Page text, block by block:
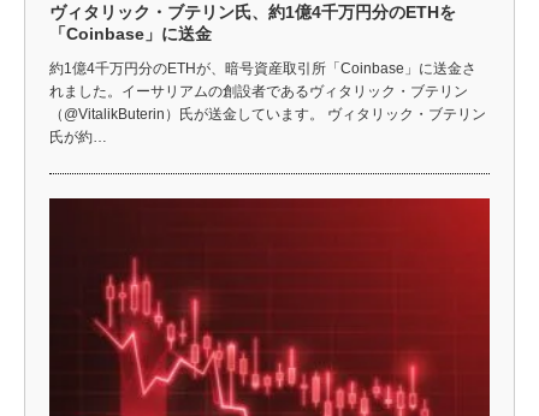
ヴィタリック・ブテリン氏、約1億4千万円分のETHを
「Coinbase」に送金
約1億4千万円分のETHが、暗号資産取引所「Coinbase」に送金さ
れました。イーサリアムの創設者であるヴィタリック・ブテリン
（@VitalikButerin）氏が送金しています。 ヴィタリック・ブテリン
氏が約…